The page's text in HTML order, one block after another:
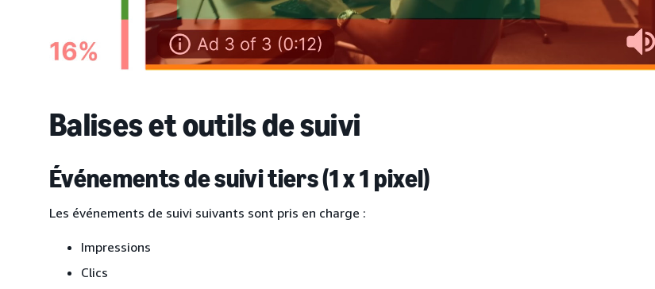
Balises et outils de suivi
Événements de suivi tiers (1 x 1 pixel)
Les événements de suivi suivants sont pris en charge :
Impressions
Clics